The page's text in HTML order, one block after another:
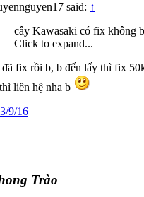
said: ↑
cây Kawasaki có fix không
Click to expand...
đã fix rồi b, b đến lấy thì fix
liên hệ nha b
9/16
Trào